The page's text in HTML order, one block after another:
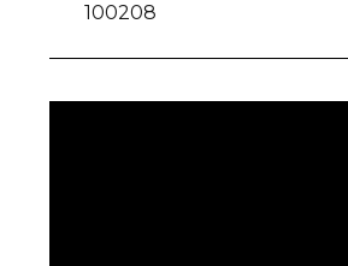
100208